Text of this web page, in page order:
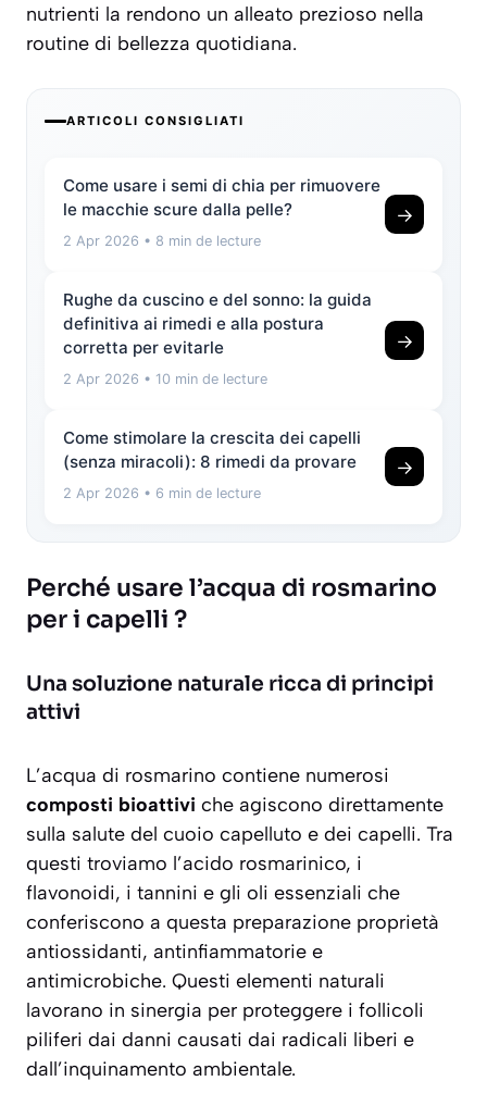
nutrienti la rendono un alleato prezioso nella
routine di bellezza quotidiana.
ARTICOLI CONSIGLIATI
Come usare i semi di chia per rimuovere
le macchie scure dalla pelle?
2 Apr 2026 • 8 min de lecture
→
Rughe da cuscino e del sonno: la guida
definitiva ai rimedi e alla postura
corretta per evitarle
2 Apr 2026 • 10 min de lecture
→
Come stimolare la crescita dei capelli
(senza miracoli): 8 rimedi da provare
2 Apr 2026 • 6 min de lecture
→
Perché usare l’acqua di rosmarino
per i capelli ?
Una soluzione naturale ricca di principi
attivi
L’acqua di rosmarino contiene numerosi
composti bioattivi che agiscono direttamente
sulla salute del cuoio capelluto e dei capelli. Tra
questi troviamo l’acido rosmarinico, i
flavonoidi, i tannini e gli oli essenziali che
conferiscono a questa preparazione proprietà
antiossidanti, antinfiammatorie e
antimicrobiche. Questi elementi naturali
lavorano in sinergia per proteggere i follicoli
piliferi dai danni causati dai radicali liberi e
dall’inquinamento ambientale.